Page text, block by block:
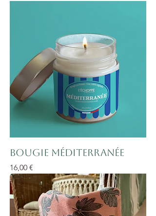
Bougie Méditerranée
Prix
16,00 €